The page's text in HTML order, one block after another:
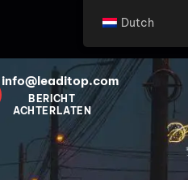
info@leaditop.com
BERICHT
ACHTERLATEN
Dutch